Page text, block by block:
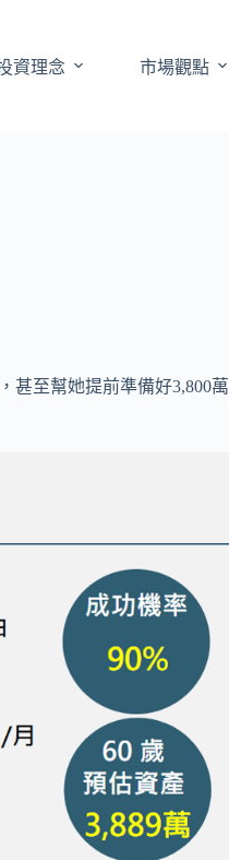
資理念 市場觀點
甚至幫她提前準備好3,800萬